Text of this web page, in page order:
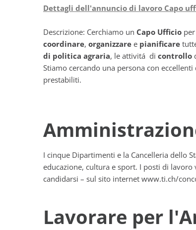
Dettagli dell'annuncio di lavoro Capo
Descrizione: Cerchiamo un Capo Ufficio
coordinare, organizzare e pianificare
di politica agraria, le attivitá di controllo
Stiamo cercando una persona con
prestabiliti.
I cinque Dipartimenti e la Cancelleria dello
educazione, cultura e sport. I posti di
candidarsi – sul sito internet www.ti.ch/
Lavorare per